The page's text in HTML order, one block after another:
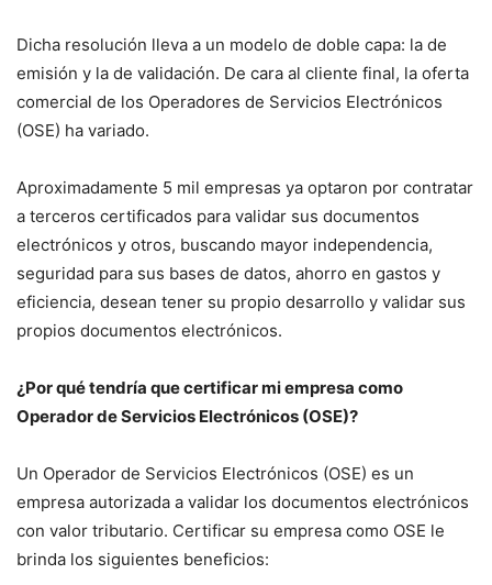
Dicha resolución lleva a un modelo de doble capa: la de
emisión y la de validación. De cara al cliente final, la oferta
comercial de los Operadores de Servicios Electrónicos
(OSE) ha variado.
Aproximadamente 5 mil empresas ya optaron por contratar
a terceros certificados para validar sus documentos
electrónicos y otros, buscando mayor independencia,
seguridad para sus bases de datos, ahorro en gastos y
eficiencia, desean tener su propio desarrollo y validar sus
propios documentos electrónicos.
¿Por qué tendría que certificar mi empresa como
Operador de Servicios Electrónicos (OSE)?
Un Operador de Servicios Electrónicos (OSE) es un
empresa autorizada a validar los documentos electrónicos
con valor tributario. Certificar su empresa como OSE le
brinda los siguientes beneficios: